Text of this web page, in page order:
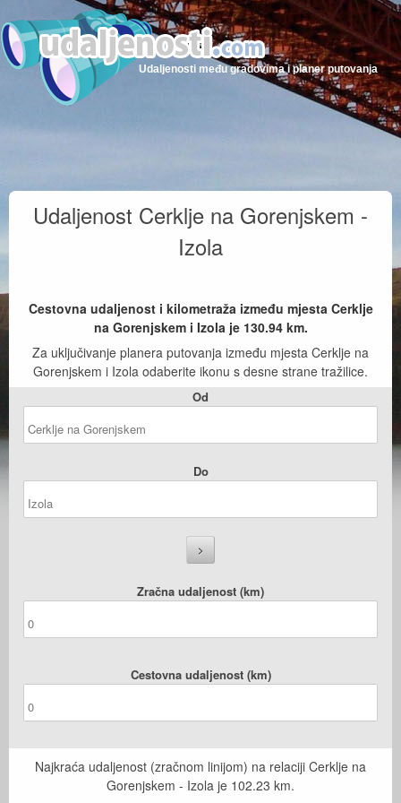
Udaljenosti među gradovima i planer putovanja
Udaljenost Cerklje na Gorenjskem -
Izola
Cestovna udaljenost i kilometraža između mjesta Cerklje
na Gorenjskem i Izola je 130.94km.
Za uključivanje planera putovanja između mjesta Cerklje na
Gorenjskem i Izola odaberite ikonu s desne strane tražilice.
Od
Do
Zračna udaljenost (km)
Cestovna udaljenost (km)
Najkraća udaljenost (zračnom linijom) na relaciji Cerklje na
Gorenjskem - Izola je 102.23 km.